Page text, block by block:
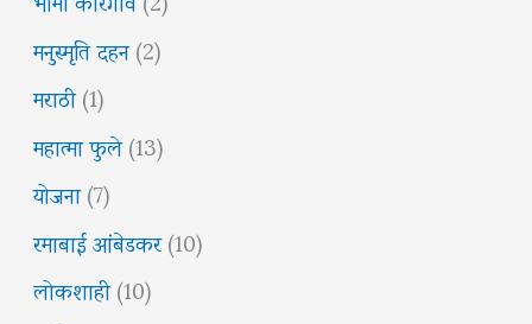
मनुस्मृति दहन(2)
मराठी(1)
महात्मा फुले(13)
योजना(7)
रमाबाई आंबेडकर(10)
लोकशाही(10)